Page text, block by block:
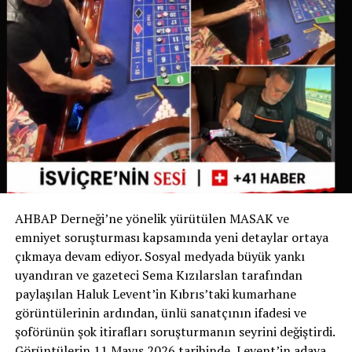
belirgin hale gelmesi üzerine belediye bu uygulamayı
yürürlüğe koyma kararı aldı.
İsviçre’de Bir İlk
İsviçre devlet televizyonu RSI‘nin haberine göre bu
uygulama yalnızca Ticino’da değil, İsviçre genelinde de
bir ilk olma özelliği taşıyor. Bugüne kadar köpek sahipleri
yalnızca dışkıyı temizlemekle yükümlüyken, Chiasso
Belediyesi bu zorunluluğu idrarı da kapsayacak şekilde
genişleten ilk belediye oldu.
Yetkililer, uygulamanın başarılı olması halinde benzer
düzenlemelerin diğer İsviçre belediyelerinde de
gündeme gelebileceğini belirtiyor.
Sizce bu uygulama tüm İsviçre’de uygulanmalı mı?
Görüşlerinizi yorumlarda paylaşabilirsiniz.
AHBAP Derneği’ne yönelik yürütülen MASAK ve
emniyet soruşturması kapsamında yeni detaylar ortaya
çıkmaya devam ediyor. Sosyal medyada büyük yankı
uyandıran ve gazeteci Sema Kızılarslan tarafından
paylaşılan Haluk Levent’in Kıbrıs’taki kumarhane
görüntülerinin ardından, ünlü sanatçının ifadesi ve
şoförünün şok itirafları soruşturmanın seyrini değiştirdi.